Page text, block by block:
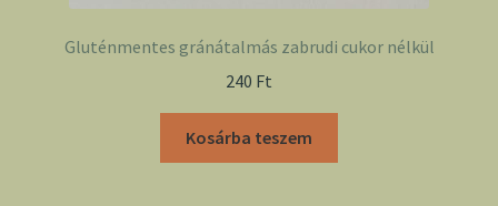
Gluténmentes gránátalmás zabrudi cukor nélkül
240 Ft
Kosárba teszem